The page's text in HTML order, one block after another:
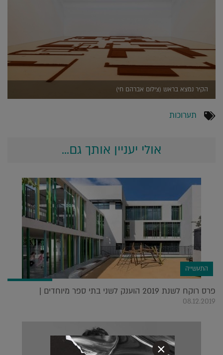
הקיר נמצא בראש (צילום אברהם חי)
תערוכות
אולי יעניין אותך גם...
התעשייה
פרס רוקח לשנת 2019 הוענק לשני בתי ספר מיוחדים |
08.12.2019
×